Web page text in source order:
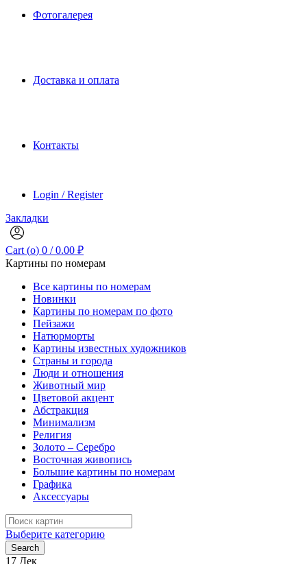
Фотогалерея
Доставка и оплата
Контакты
Login / Register
Закладки
Cart (o) 0 / 0.00 ₽
Картины по номерам
Все картины по номерам
Новинки
Картины по номерам по фото
Пейзажи
Натюрморты
Картины известных художников
Страны и города
Люди и отношения
Животный мир
Цветовой акцент
Абстракция
Минимализм
Религия
Золото – Серебро
Восточная живопись
Большие картины по номерам
Графика
Аксессуары
Search
for:
Выберите категорию
Search
17 Дек